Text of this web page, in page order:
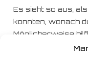
Es sieht so aus,
konnten, wonach
Möglicherweise